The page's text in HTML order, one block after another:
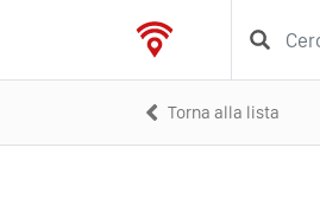
Torna alla lista